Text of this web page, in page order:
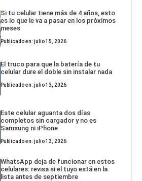
Si tu celular tiene más de 4 años, esto
es lo que le va a pasar en los próximos
meses
Publicado en: julio 15, 2026
El truco para que la batería de tu
celular dure el doble sin instalar nada
Publicado en: julio 13, 2026
Este celular aguanta dos días
completos sin cargador y no es
Samsung ni iPhone
Publicado en: julio 13, 2026
WhatsApp deja de funcionar en estos
celulares: revisa si el tuyo está en la
lista antes de septiembre